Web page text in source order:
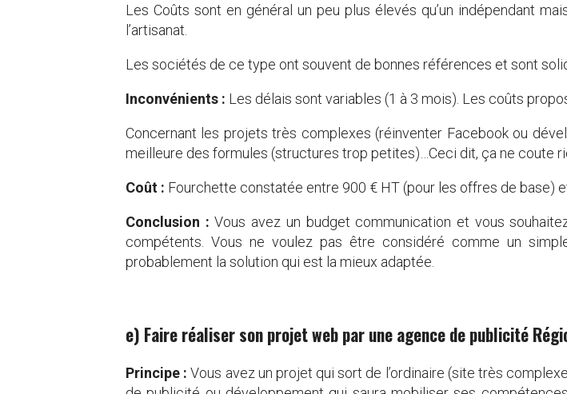
Les Coûts sont en général un peu plus élevés qu’un indépendant
l’artisanat.
Les sociétés de ce type ont souvent de bonnes références et sont
Inconvénients : Les délais sont variables (1 à 3 mois). Les coûts
Concernant les projets très complexes (réinventer Facebook ou
meilleure des formules (structures trop petites)…Ceci dit, ça ne coute
Coût : Fourchette constatée entre 900 € HT (pour les offres de base)
Conclusion : Vous avez un budget communication et vous
compétents. Vous ne voulez pas être considéré comme un
probablement la solution qui est la mieux adaptée.
e) Faire réaliser son projet web par une agence de publicité
Principe : Vous avez un projet qui sort de l’ordinaire (site très